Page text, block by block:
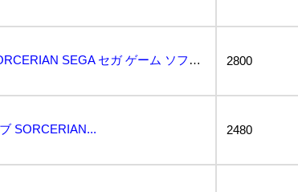
2x105 MD メガドライブ ソーサリアン SORCERIAN SEGA セガ ゲーム ソフト 箱... 2800
SORCERIAN... 2480